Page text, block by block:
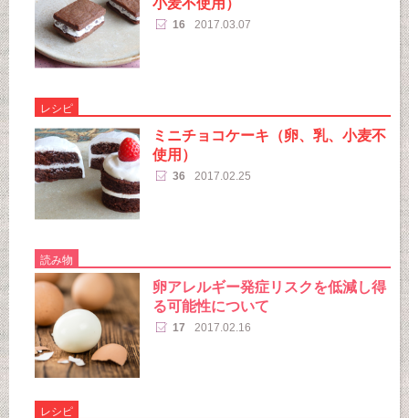
16 2017.03.07
レシピ
ミニチョコケーキ（卵、乳、小麦不
使用）
36 2017.02.25
読み物
卵アレルギー発症リスクを低減し得
る可能性について
17 2017.02.16
レシピ